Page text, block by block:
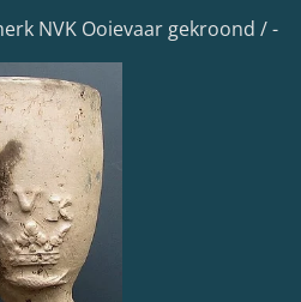
NVK Ooievaar gekroond / -